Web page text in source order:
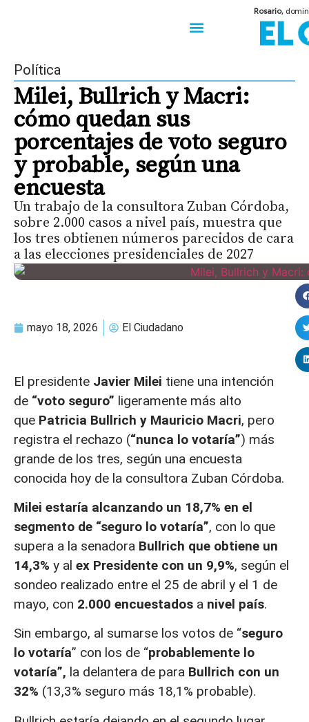
Rosario,
Política
Milei, Bullrich y Macri:
cómo quedan sus
porcentajes de voto seguro
y probable, según una
encuesta
Un trabajo de la consultora Zuban Córdoba,
sobre 2.000 casos a nivel país, muestra que
los tres obtienen números parecidos de cara
a las elecciones presidenciales de 2027
mayo 18, 2026 El Ciudadano
El presidente Javier Milei tiene una intención
de “voto seguro” ligeramente más alto
que Patricia Bullrich y Mauricio Macri, pero
registra el rechazo (“nunca lo votaría”) más
grande de los tres, según una encuesta
conocida hoy de la consultora Zuban Córdoba.
Milei estaría alcanzando un 18,7% en el
segmento de “seguro lo votaría”, con lo que
supera a la senadora Bullrich que obtiene un
14,3% y al ex Presidente con un 9,9%, según el
sondeo realizado entre el 25 de abril y el 1 de
mayo, con 2.000 encuestados a nivel país.
Sin embargo, al sumarse los votos de “seguro
lo votaría” con los de “probablemente lo
votaría”, la delantera de para Bullrich con un
32% (13,3% seguro más 18,1% probable).